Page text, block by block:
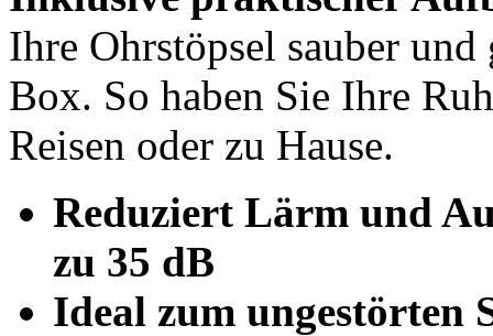
Ihre Ohrstöpsel sauber
Box. So haben Sie Ihre
Reisen oder zu Hause.
Reduziert Lärm und
zu 35 dB
Ideal zum ungestörten